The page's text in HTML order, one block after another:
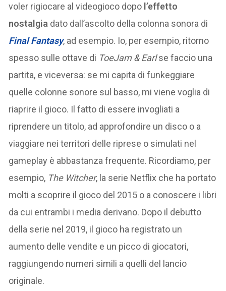
voler rigiocare al videogioco dopo l’effetto
nostalgia dato dall’ascolto della colonna sonora di
Final Fantasy, ad esempio. Io, per esempio, ritorno
spesso sulle ottave di ToeJam & Earlse faccio una
partita, e viceversa: se mi capita di funkeggiare
quelle colonne sonore sul basso, mi viene voglia di
riaprire il gioco. Il fatto di essere invogliati a
riprendere un titolo, ad approfondire un disco o a
viaggiare nei territori delle riprese o simulati nel
gameplay è abbastanza frequente. Ricordiamo, per
esempio, The Witcher, la serie Netflix che ha portato
molti a scoprire il gioco del 2015 o a conoscere i libri
da cui entrambi i media derivano. Dopo il debutto
della serie nel 2019, il gioco ha registrato un
aumento delle vendite e un picco di giocatori,
raggiungendo numeri simili a quelli del lancio
originale.